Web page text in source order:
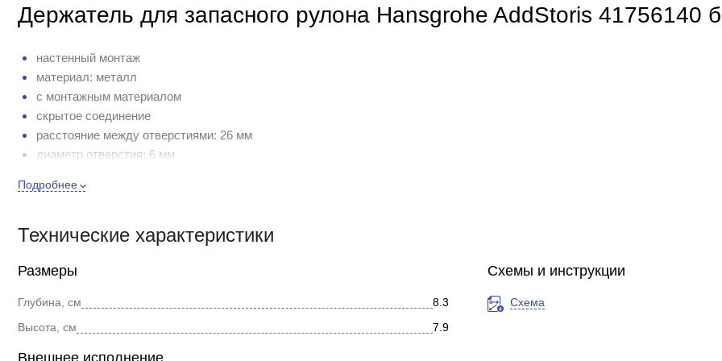
Держатель для запасного рулона Hansgrohe AddStoris 41756140
настенный монтаж
материал: металл
с монтажным материалом
скрытое соединение
расстояние между отверстиями: 26 мм
диаметр отверстия: 6 мм
Подробнее
Технические характеристики
Размеры
Глубина, см
8.3
Высота, см
7.9
Внешнее исполнение
Схемы и инструкции
Схема